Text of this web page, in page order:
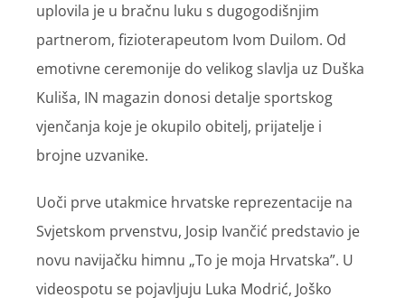
uplovila je u bračnu luku s dugogodišnjim
partnerom, fizioterapeutom Ivom Duilom. Od
emotivne ceremonije do velikog slavlja uz Duška
Kuliša, IN magazin donosi detalje sportskog
vjenčanja koje je okupilo obitelj, prijatelje i
brojne uzvanike.
Uoči prve utakmice hrvatske reprezentacije na
Svjetskom prvenstvu, Josip Ivančić predstavio je
novu navijačku himnu „To je moja Hrvatska”. U
videospotu se pojavljuju Luka Modrić, Joško